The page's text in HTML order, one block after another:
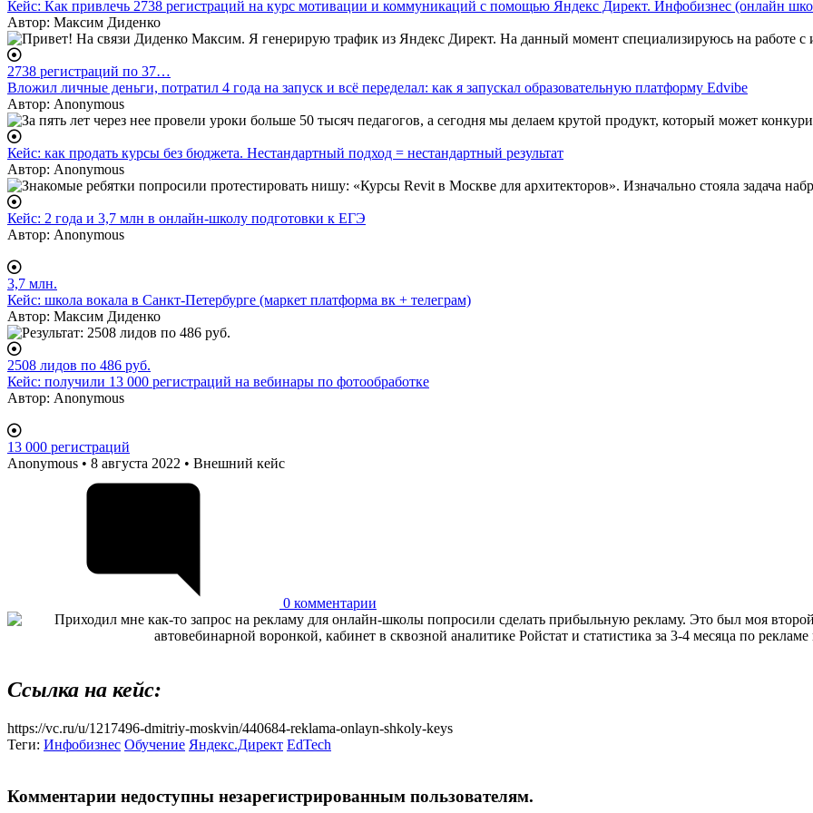
Кейс: Как привлечь 2738 регистраций на курс мотивации и коммуникаций с помощью Яндекс Директ. Инфобизнес (онлайн
Автор: Максим Диденко
2738 регистраций по 37…
Вложил личные деньги, потратил 4 года на запуск и всё переделал: как я запускал образовательную платформу Edvibe
Автор: Anonymous
Кейс: как продать курсы без бюджета. Нестандартный подход = нестандартный результат
Автор: Anonymous
Кейс: 2 года и 3,7 млн в онлайн-школу подготовки к ЕГЭ
Автор: Anonymous
3,7 млн.
Кейс: школа вокала в Санкт-Петербурге (маркет платформа вк + телеграм)
Автор: Максим Диденко
2508 лидов по 486 руб.
Кейс: получили 13 000 регистраций на вебинары по фотообработке
Автор: Anonymous
13 000 регистраций
Anonymous • 8 августа 2022 • Внешний кейс
0 комментарии
Ссылка на кейс:
https://vc.ru/u/1217496-dmitriy-moskvin/440684-reklama-onlayn-shkoly-keys
Теги: Инфобизнес Обучение Яндекс.Директ EdTech
body
Комментарии недоступны незарегистрированным пользователям.